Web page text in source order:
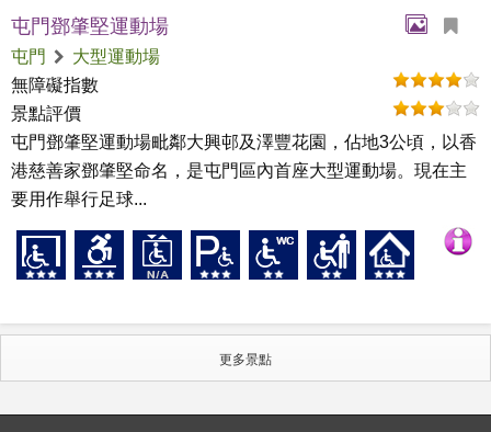
屯門鄧肇堅運動場
屯門
大型運動場
無障礙指數
景點評價
屯門鄧肇堅運動場毗鄰大興邨及澤豐花園，佔地3公頃，以香
港慈善家鄧肇堅命名，是屯門區內首座大型運動場。現在主
要用作舉行足球...
更多景點